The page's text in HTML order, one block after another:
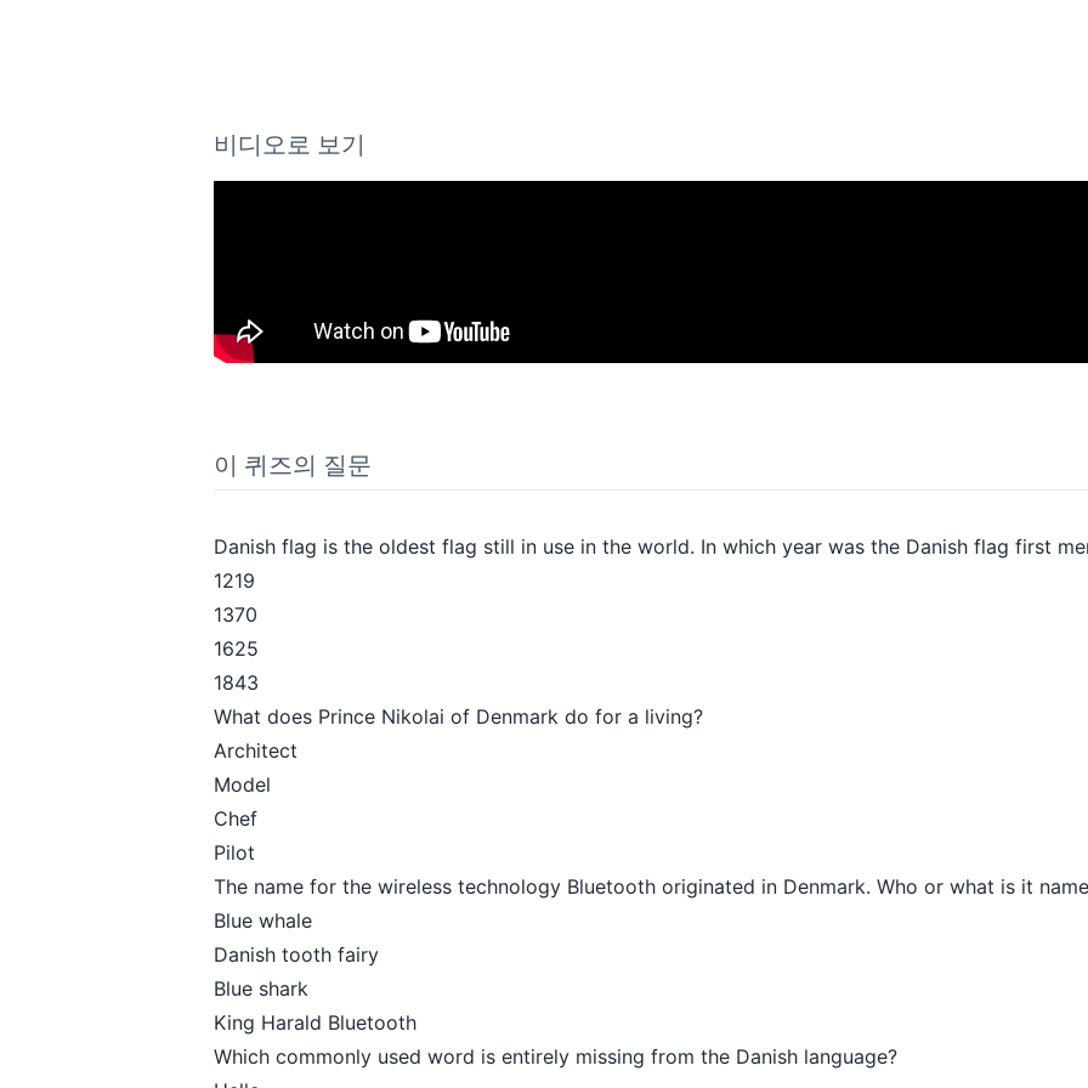
비디오로 보기
이 퀴즈의 질문
Danish flag is the oldest flag still in use in the world. In which year was the Danish flag first
1219
1370
1625
1843
What does Prince Nikolai of Denmark do for a living?
Architect
Model
Chef
Pilot
The name for the wireless technology Bluetooth originated in Denmark. Who or what is it
Blue whale
Danish tooth fairy
Blue shark
King Harald Bluetooth
Which commonly used word is entirely missing from the Danish language?